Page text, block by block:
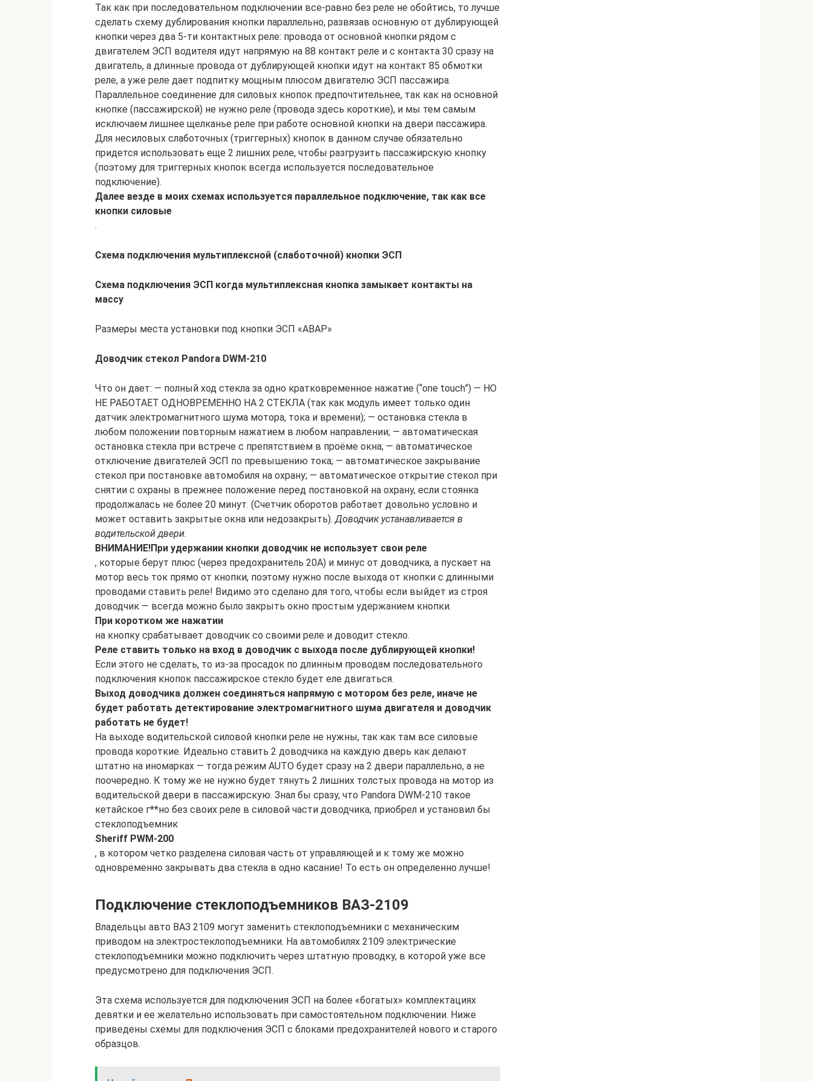
Так как при последовательном подключении все-равно без реле не обойтись, то лучше
сделать схему дублирования кнопки параллельно, развязав основную от дублирующей
кнопки через два 5-ти контактных реле: провода от основной кнопки рядом с
двигателем ЭСП водителя идут напрямую на 88 контакт реле и с контакта 30 сразу на
двигатель, а длинные провода от дублирующей кнопки идут на контакт 85 обмотки
реле, а уже реле дает подпитку мощным плюсом двигателю ЭСП пассажира.
Параллельное соединение для силовых кнопок предпочтительнее, так как на основной
кнопке (пассажирской) не нужно реле (провода здесь короткие), и мы тем самым
исключаем лишнее щелканье реле при работе основной кнопки на двери пассажира.
Для несиловых слаботочных (триггерных) кнопок в данном случае обязательно
придется использовать еще 2 лишних реле, чтобы разгрузить пассажирскую кнопку
(поэтому для триггерных кнопок всегда используется последовательное
подключение).
Далее везде в моих схемах используется параллельное подключение, так как все
кнопки силовые
.
Схема подключения мультиплексной (слаботочной) кнопки ЭСП
Схема подключения ЭСП когда мультиплексная кнопка замыкает контакты на
массу
Размеры места установки под кнопки ЭСП «АВАР»
Доводчик стекол Pandora DWM-210
Что он дает: — полный ход стекла за одно кратковременное нажатие (“one touch”) — НО
НЕ РАБОТАЕТ ОДНОВРЕМЕННО НА 2 СТЕКЛА (так как модуль имеет только один
датчик электромагнитного шума мотора, тока и времени); — остановка стекла в
любом положении повторным нажатием в любом направлении; — автоматическая
остановка стекла при встрече с препятствием в проёме окна; — автоматическое
отключение двигателей ЭСП по превышению тока; — автоматическое закрывание
стекол при постановке автомобиля на охрану; — автоматическое открытие стекол при
снятии с охраны в прежнее положение перед постановкой на охрану, если стоянка
продолжалась не более 20 минут. (Счетчик оборотов работает довольно условно и
может оставить закрытые окна или недозакрыть).Доводчик устанавливается в
водительской двери.
ВНИМАНИЕ!При удержании кнопки доводчик не использует свои реле
, которые берут плюс (через предохранитель 20А) и минус от доводчика, а пускает на
мотор весь ток прямо от кнопки, поэтому нужно после выхода от кнопки с длинными
проводами ставить реле! Видимо это сделано для того, чтобы если выйдет из строя
доводчик — всегда можно было закрыть окно простым удержанием кнопки.
При коротком же нажатии
на кнопку срабатывает доводчик со своими реле и доводит стекло.
Реле ставить только на вход в доводчик с выхода после дублирующей кнопки!
Если этого не сделать, то из-за просадок по длинным проводам последовательного
подключения кнопок пассажирское стекло будет еле двигаться.
Выход доводчика должен соединяться напрямую с мотором без реле, иначе не
будет работать детектирование электромагнитного шума двигателя и доводчик
работать не будет!
На выходе водительской силовой кнопки реле не нужны, так как там все силовые
провода короткие. Идеально ставить 2 доводчика на каждую дверь как делают
штатно на иномарках — тогда режим AUTO будет сразу на 2 двери параллельно, а не
поочередно. К тому же не нужно будет тянуть 2 лишних толстых провода на мотор из
водительской двери в пассажирскую. Знал бы сразу, что Pandora DWM-210 такое
кетайское г**но без своих реле в силовой части доводчика, приобрел и установил бы
стеклоподъемник
Sheriff PWM-200
, в котором четко разделена силовая часть от управляющей и к тому же можно
одновременно закрывать два стекла в одно касание! То есть он определенно лучше!
Подключение стеклоподъемников ВАЗ-2109
Владельцы авто ВАЗ 2109 могут заменить стеклоподъемники с механическим
приводом на электростеклоподъемники. На автомобилях 2109 электрические
стеклоподъемники можно подключить через штатную проводку, в которой уже все
предусмотрено для подключения ЭСП.
Эта схема используется для подключения ЭСП на более «богатых» комплектациях
девятки и ее желательно использовать при самостоятельном подключении. Ниже
приведены схемы для подключения ЭСП с блоками предохранителей нового и старого
образцов.